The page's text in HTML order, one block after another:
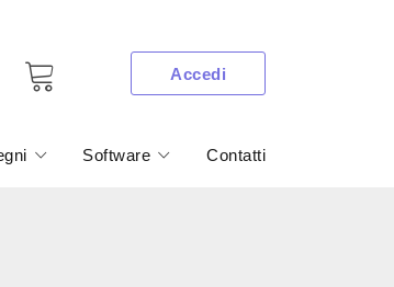
Accedi
Software Contatti